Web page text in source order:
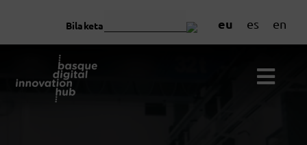
eu es en
Bilaketa